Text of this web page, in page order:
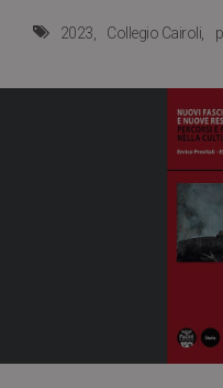
2023 Collegio Cairoli